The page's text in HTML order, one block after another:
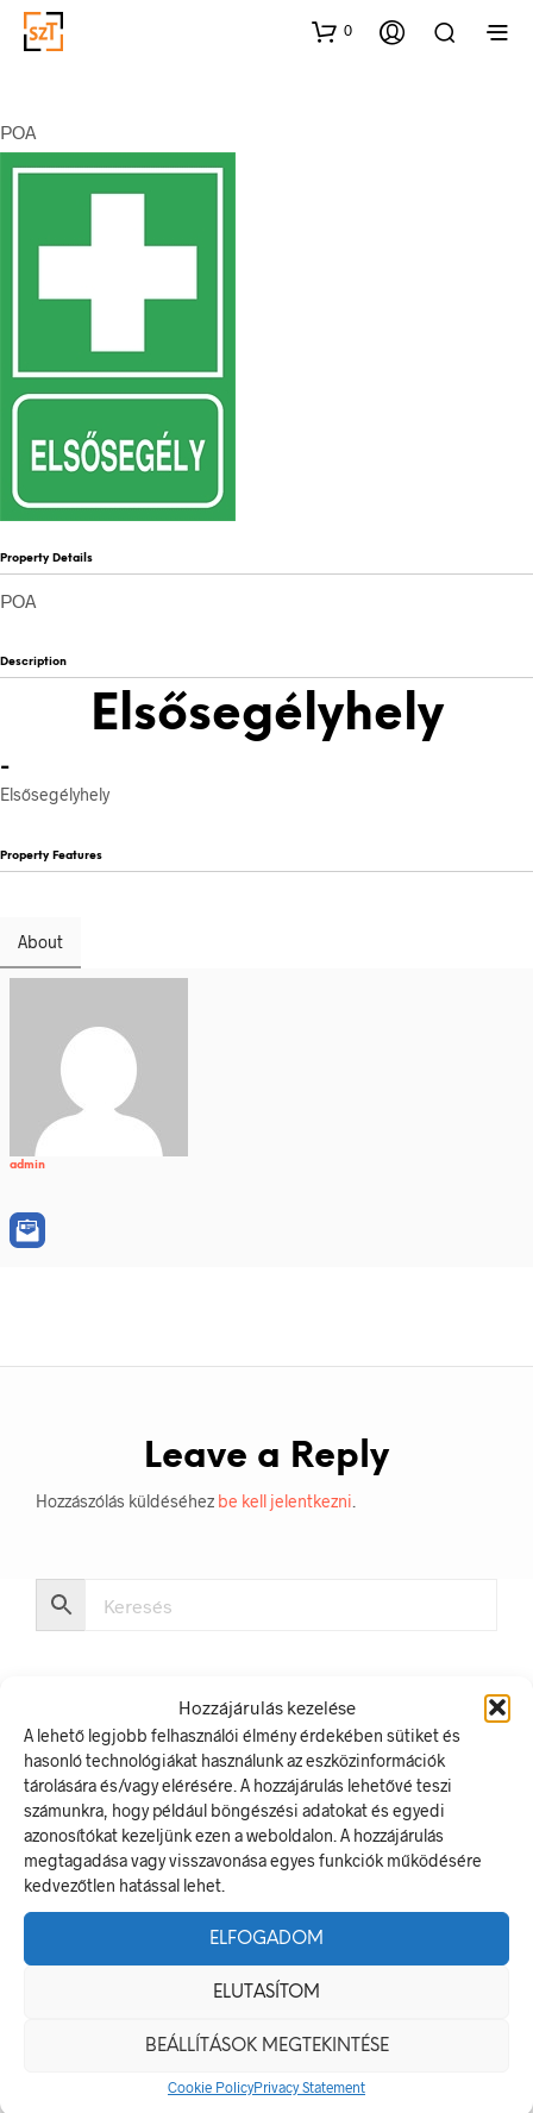
Hozzájárulás kezelése
A lehető legjobb felhasználói élmény érdekében sütiket és
hasonló technológiákat használunk az eszközinformációk
tárolására és/vagy elérésére. A hozzájárulás lehetővé teszi
számunkra, hogy például böngészési adatokat és egyedi
azonosítókat kezeljünk ezen a weboldalon. A hozzájárulás
megtagadása vagy visszavonása egyes funkciók működésére
kedvezőtlen hatással lehet.
ELFOGADOM
ELUTASÍTOM
BEÁLLÍTÁSOK MEGTEKINTÉSE
Cookie PolicyPrivacy Statement
0
POA
Property Details
POA
Description
Elsősegélyhely
-
Elsősegélyhely
Property Features
About
admin
Leave a Reply
Hozzászólás küldéséhez be kell jelentkezni
LEGUTÓBBI BEJEGYZÉSEK
Munkavédelmi Táblák És Biztonsági Jelzések – Miért
Nélkülözhetetlenek A Munkahelyen?
Jól Láthatósági Mellény: Miért Fontos, Hogyan Válaszd Ki,
Céges Logóval Ellátott Pólók: Az Identitás És Csapatszellem
Megtestesítői
A Biztonságos Hulladékgazdálkodás: A Hulladékgyűjtő
Ellenőrzés És Tudatosság Fontossága